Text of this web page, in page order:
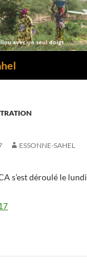
ESSONNE-SAHEL
s’est déroulé le